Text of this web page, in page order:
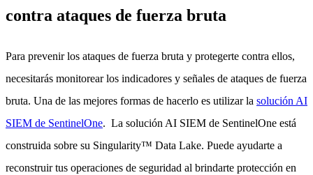
contra ataques de fuerza bruta
Para prevenir los ataques de fuerza bruta y protegerte contra ellos,
necesitarás monitorear los indicadores y señales de ataques de fuerza
bruta. Una de las mejores formas de hacerlo es utilizar la solución AI
SIEM de SentinelOne. La solución AI SIEM de SentinelOne está
construida sobre su Singularity™ Data Lake. Puede ayudarte a
reconstruir tus operaciones de seguridad al brindarte protección en